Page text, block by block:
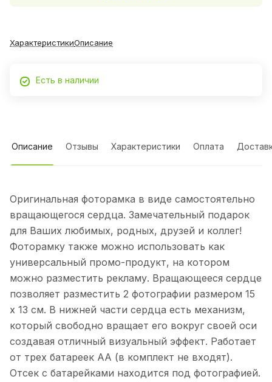
ХарактеристикиОписание
Есть в наличии
Описание Отзывы Характеристики Оплата
Оригинальная фоторамка в виде самостоятельно
вращающегося сердца. Замечательный подарок
для Ваших любимых, родных, друзей и коллег!
Фоторамку также можно использовать как
универсальный промо-продукт, на котором
можно разместить рекламу. Вращающееся сердце
позволяет разместить 2 фотографии размером 15
х 13 см. В нижней части сердца есть механизм,
который свободно вращает его вокруг своей оси
создавая отличный визуальный эффект. Работает
от трех батареек АА (в комплект не входят).
Отсек с батарейками находится под фотографией.